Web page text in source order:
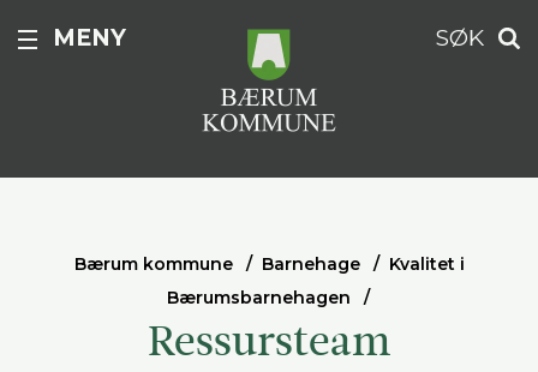
MENY SØK
Bærum kommune Barnehage
Kvalitet i
Bærumsbarnehagen
Ressursteam